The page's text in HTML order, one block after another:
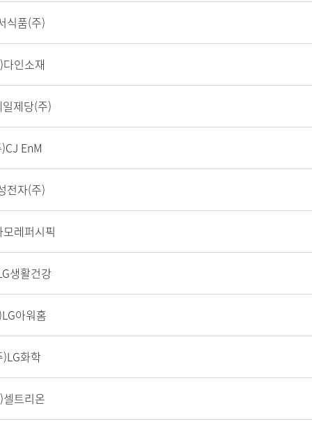
식품(주)
다인소재
제당(주)
EnM
전자(주)
모레퍼시픽
생활건강
아워홈
)LG화학
셀트리온